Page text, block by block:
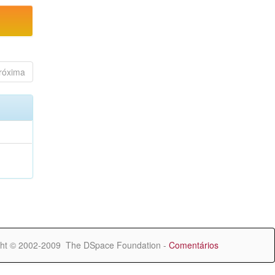
© 2002-2009 The DSpace Foundation - Comentários